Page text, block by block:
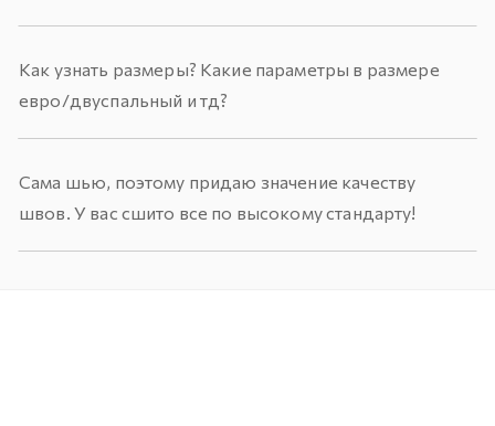
Как узнать размеры? Какие параметры в размере
евро/двуспальный и тд?
Сама шью, поэтому придаю значение качеству
швов. У вас сшито все по высокому стандарту!